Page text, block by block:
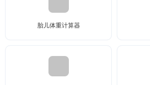
胎儿体重计算器